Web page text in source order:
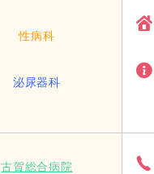
性病科
泌尿器科
古賀総合病院